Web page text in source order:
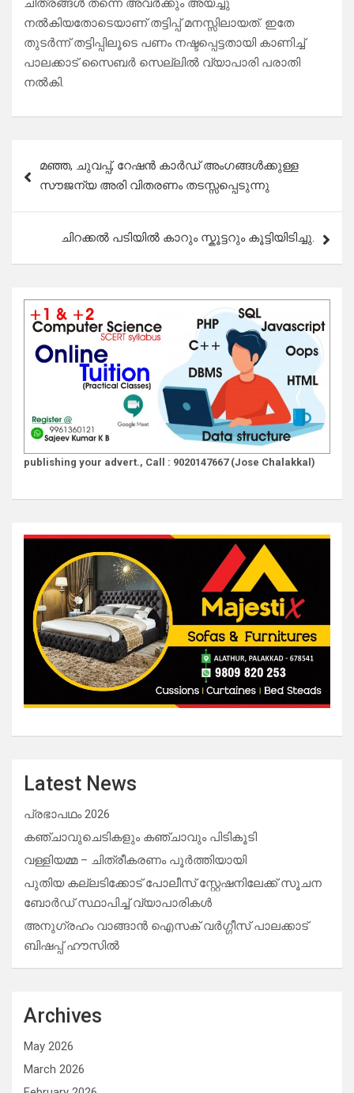
ചിത്രങ്ങള്‍ തന്നെ അവര്‍ക്കും അയച്ചു
നല്‍കിയതോടെയാണ് തട്ടിപ്പ് മനസ്സിലായത്. ഇതേ
തുടര്‍ന്ന് തട്ടിപ്പിലൂടെ പണം നഷ്ടപ്പെട്ടതായി കാണിച്ച്
പാലക്കാട് സൈബര്‍ സെല്ലില്‍ വ്യാപാരി പരാതി
നല്‍കി.
navigation
മഞ്ഞ, ചുവപ്പ്, റേഷൻ കാർഡ് അംഗങ്ങൾക്കുള്ള
സൗജന്യ അരി വിതരണം തടസ്സപ്പെടുന്നു
ചിറക്കൽ പടിയിൽ കാറും സ്കൂട്ടറും കൂട്ടിയിടിച്ചു.
publishing your advert., Call : 9020147667 (Jose Chalakkal)
Latest News
പ്രഭാപഥം 2026
കഞ്ചാവുചെടികളും കഞ്ചാവും പിടികൂടി
വള്ളിയമ്മ – ചിത്രീകരണം പൂർത്തിയായി
പുതിയ കല്ലടിക്കോട് പോലീസ് സ്റ്റേഷനിലേക്ക് സൂചന
ബോർഡ് സ്ഥാപിച്ച് വ്യാപാരികൾ
അനുഗ്രഹം വാങ്ങാൻ ഐസക് വര്‍ഗ്ഗീസ് പാലക്കാട്
ബിഷപ്പ് ഹൗസില്‍
Archives
May 2026
March 2026